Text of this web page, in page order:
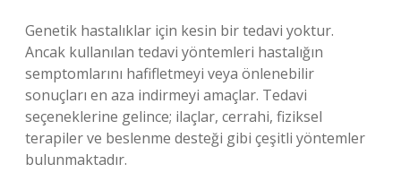
Genetik hastalıklar için kesin bir tedavi yoktur.
Ancak kullanılan tedavi yöntemleri hastalığın
semptomlarını hafifletmeyi veya önlenebilir
sonuçları en aza indirmeyi amaçlar. Tedavi
seçeneklerine gelince; ilaçlar, cerrahi, fiziksel
terapiler ve beslenme desteği gibi çeşitli yöntemler
bulunmaktadır.